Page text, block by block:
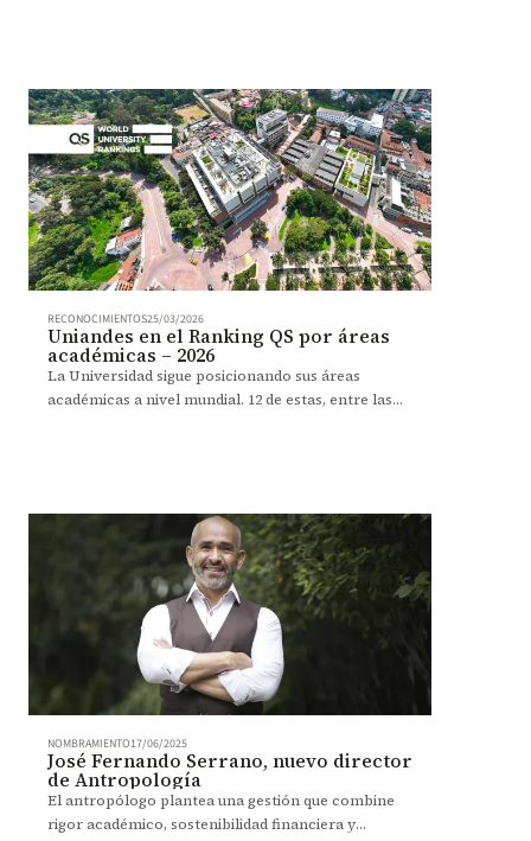
RECONOCIMIENTOS25/03/2026
Uniandes en el Ranking QS por áreas
académicas – 2026
La Universidad sigue posicionando sus áreas
académicas a nivel mundial. 12 de estas, entre las
NOMBRAMIENTO17/06/2025
José Fernando Serrano, nuevo director
de Antropología
El antropólogo plantea una gestión que combine
rigor académico, sostenibilidad financiera y